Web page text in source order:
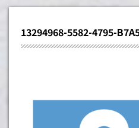
13294968-5582-4795-